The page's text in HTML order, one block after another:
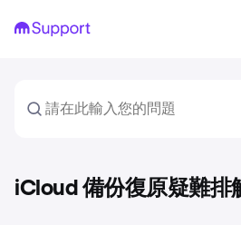
iCloud 備份復原疑難排